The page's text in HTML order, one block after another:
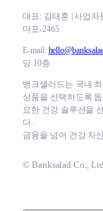
대표: 김태훈 | 사업자
마포-2465
E-mail:
딩 10층
뱅크샐러드는 국내
상품을 선택하도록
요한 건강 솔루션을
다.
금융을 넘어 건강 자
© Banksalad Co.,